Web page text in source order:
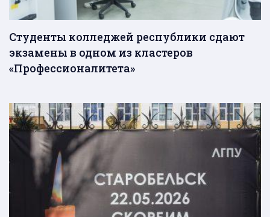
Студенты колледжей республики сдают
экзамены в одном из кластеров
«Профессионалитета»